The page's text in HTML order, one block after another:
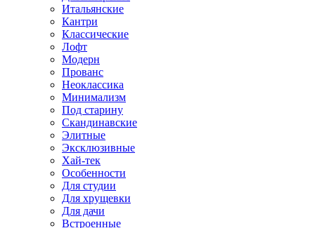
Итальянские
Кантри
Классические
Лофт
Модерн
Прованс
Неоклассика
Минимализм
Под старину
Скандинавские
Элитные
Эксклюзивные
Хай-тек
Особенности
Для студии
Для хрущевки
Для дачи
Встроенные